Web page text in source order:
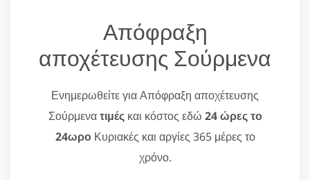
Απόφραξη
αποχέτευσης Σούρμενα
Ενημερωθείτε για Απόφραξη αποχέτευσης
Σούρμενατιμέςκαι κόστος εδώ 24 ώρες το
24ωροΚυριακές και αργίες 365 μέρες το
χρόνο.